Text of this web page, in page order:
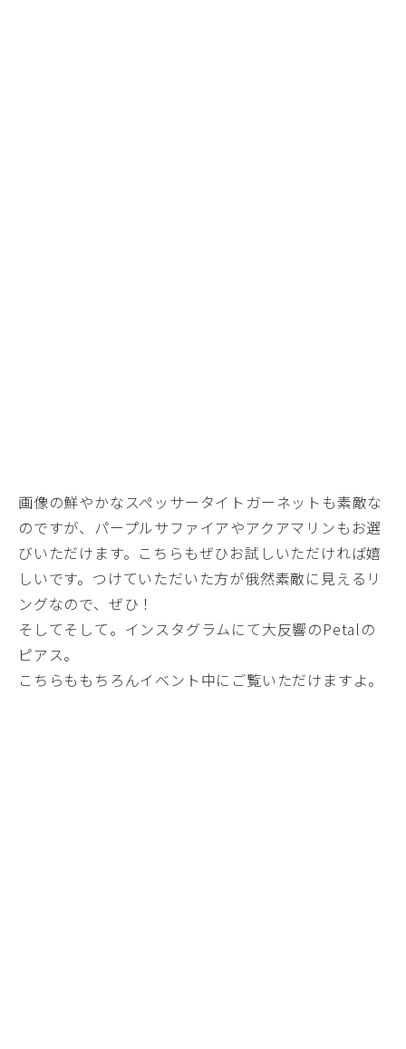
画像の鮮やかなスペッサータイトガーネットも素敵な
のですが、パープルサファイアやアクアマリンもお選
びいただけます。こちらもぜひお試しいただければ嬉
しいです。つけていただいた方が俄然素敵に見えるリ
ングなので、ぜひ！
そしてそして。インスタグラムにて大反響のPetalの
ピアス。
こちらももちろんイベント中にご覧いただけますよ。